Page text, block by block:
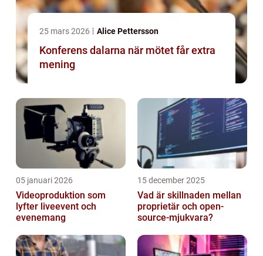
25 mars 2026 Alice Pettersson
Konferens dalarna när mötet får extra
mening
05 januari 2026
Videoproduktion som
lyfter liveevent och
evenemang
15 december 2025
Vad är skillnaden mellan
proprietär och open-
source-mjukvara?